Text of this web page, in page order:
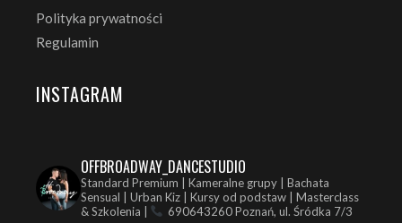
Polityka prywatności
Regulamin
INSTAGRAM
OFFBROADWAY_DANCESTUDIO
Standard Premium | Kameralne grupy | Bachata
Sensual | Urban Kiz | Kursy od podstaw | Masterclass
& Szkolenia |
690643260Poznań, ul. Śródka 7/3